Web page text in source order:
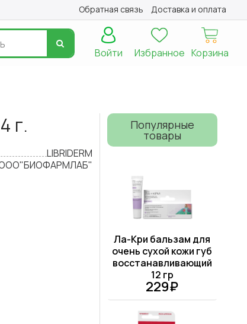
Обратная связь Доставка и оплата
Корзина
Избранное
Войти
г.
LIBRIDERM
Популярные
товары
Ла-Кри бальзам для
очень сухой кожи губ
восстанавливающий
12 гр
229₽